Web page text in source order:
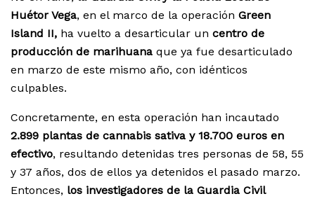
Huétor Vega, en el marco de la operación Green
Island II, ha vuelto a desarticular un centro de
producción de marihuana que ya fue desarticulado
en marzo de este mismo año, con idénticos
culpables.
Concretamente, en esta operación han incautado
2.899 plantas de cannabis sativa y 18.700 euros en
efectivo, resultando detenidas tres personas de 58, 55
y 37 años, dos de ellos ya detenidos el pasado marzo.
Entonces, los investigadores de la Guardia Civil